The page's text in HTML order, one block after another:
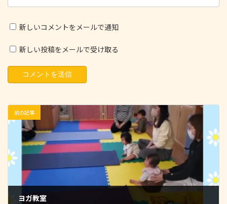
新しいコメントをメールで通知
新しい投稿をメールで受け取る
前の記事
ヨガ教室